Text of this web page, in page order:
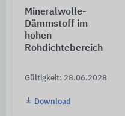
Mineralwolle-
Dämmstoff im
hohen
Rohdichtebereich
Gültigkeit: 28.06.2028
Download